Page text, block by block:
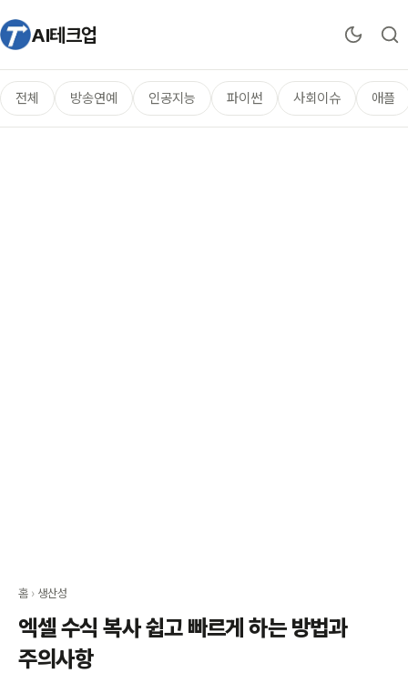
AI테크업
전체 방송연예 인공지능 파이썬 사회이슈 애플
홈 › 생산성
엑셀 수식 복사 쉽고 빠르게 하는 방법과
주의사항